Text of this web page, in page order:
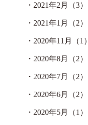
・ 2021年2月（3）
・ 2021年1月（2）
・ 2020年11月（1）
・ 2020年8月（2）
・ 2020年7月（2）
・ 2020年6月（2）
・ 2020年5月（1）